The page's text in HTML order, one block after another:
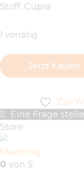
Stoff: Cupra
1 vorrätig
Jetzt Kaufen
Zur
Eine Frage
Store
Maetting
0 von 5